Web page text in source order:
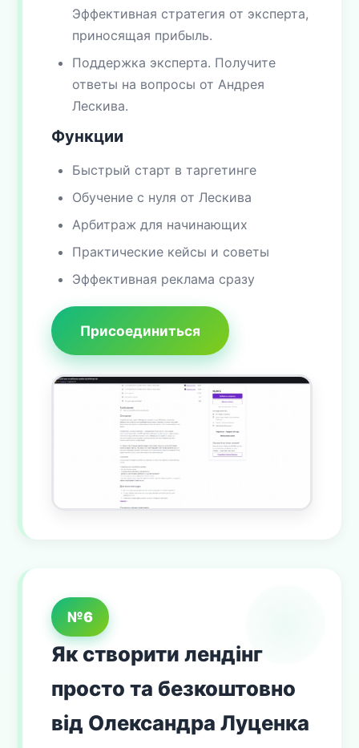
Эффективная стратегия от эксперта,
приносящая прибыль.
Поддержка эксперта. Получите
ответы на вопросы от Андрея
Лескива.
Функции
Быстрый старт в таргетинге
Обучение с нуля от Лескива
Арбитраж для начинающих
Практические кейсы и советы
Эффективная реклама сразу
Присоединиться
№6
Як створити лендінг
просто та безкоштовно
від Олександра Луценка